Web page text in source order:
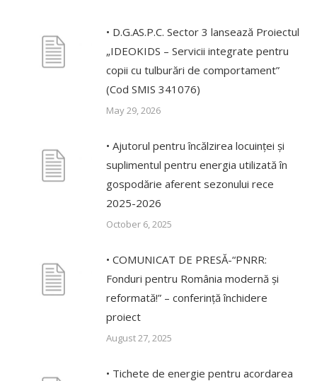
• D.G.AS.P.C. Sector 3 lansează Proiectul
„IDEOKIDS – Servicii integrate pentru
copii cu tulburări de comportament”
(Cod SMIS 341076)
May 29, 2026
• Ajutorul pentru încălzirea locuinței și
suplimentul pentru energia utilizată în
gospodărie aferent sezonului rece
2025-2026
October 6, 2025
• COMUNICAT DE PRESĂ-“PNRR:
Fonduri pentru România modernă și
reformată!” – conferință închidere
proiect
August 27, 2025
• Tichete de energie pentru acordarea